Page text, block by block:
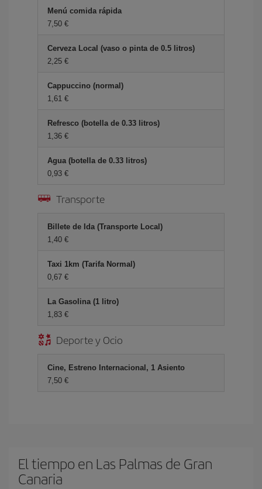
Menú comida rápida
7,50 €
Cerveza Local (vaso o pinta de 0.5 litros)
2,25 €
Cappuccino (normal)
1,61 €
Refresco (botella de 0.33 litros)
1,36 €
Agua (botella de 0.33 litros)
0,93 €
Transporte
Billete de Ida (Transporte Local)
1,40 €
Taxi 1km (Tarifa Normal)
0,67 €
La Gasolina (1 litro)
1,83 €
Deporte y Ocio
Cine, Estreno Internacional, 1 Asiento
7,50 €
El tiempo en Las Palmas de Gran
Canaria